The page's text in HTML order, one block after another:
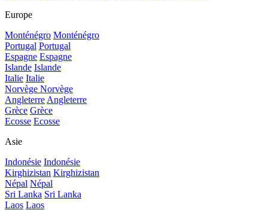
Europe
Monténégro Monténégro
Portugal Portugal
Espagne Espagne
Islande Islande
Italie Italie
Norvège Norvège
Angleterre Angleterre
Grèce Grèce
Ecosse Ecosse
Asie
Indonésie Indonésie
Kirghizistan Kirghizistan
Népal Népal
Sri Lanka Sri Lanka
Laos Laos